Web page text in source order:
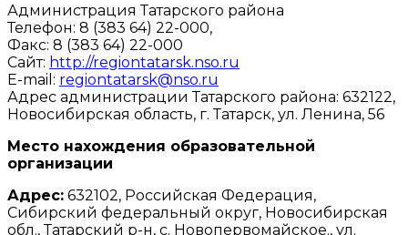
Администрация Татарского района
Телефон: 8 (383 64) 22-000,
Факс: 8 (383 64) 22-000
Сайт: http://regiontatarsk.nso.ru
E-mail: regiontatarsk@nso.ru
Адрес администрации Татарского района: 632122,
Новосибирская область, г. Татарск, ул. Ленина, 56
Место нахождения образовательной
организации
Адрес: 632102, Российская Федерация,
Сибирский федеральный округ, Новосибирская
обл., Татарский р-н, с. Новопервомайское., ул.